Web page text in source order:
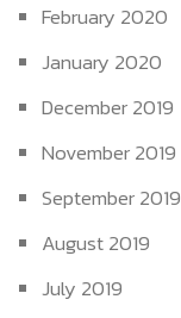
February 2020
January 2020
December 2019
November 2019
September 2019
August 2019
July 2019